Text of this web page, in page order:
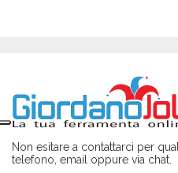
Non esitare a contattarci per
telefono, email oppure via chat.